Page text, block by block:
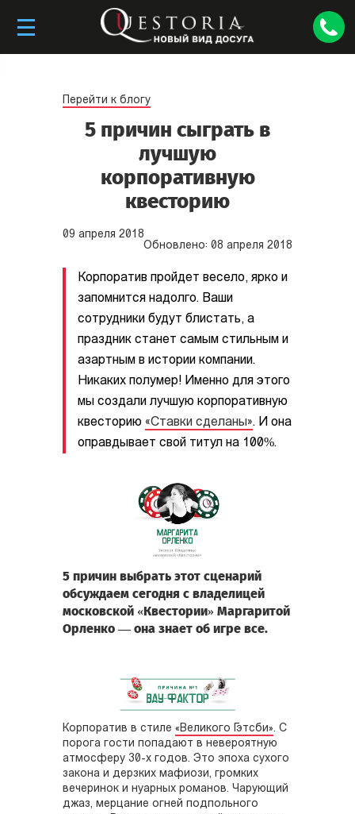
Перейти к блогу
5 причин сыграть в
лучшую
корпоративную
квесторию
09 апреля 2018
Обновлено: 08 апреля 2018
Корпоратив пройдет весело, ярко и
запомнится надолго. Ваши
сотрудники будут блистать, а
праздник станет самым стильным и
азартным в истории компании.
Никаких полумер! Именно для этого
мы создали лучшую корпоративную
квесторию «Ставки сделаны». И она
оправдывает свой титул на 100%.
5 причин выбрать этот сценарий
обсуждаем сегодня с владелицей
московской «Квестории» Маргаритой
Орленко — она знает об игре все.
Корпоратив в стиле «Великого Гэтсби». С
порога гости попадают в невероятную
атмосферу 30-х годов. Это эпоха сухого
закона и дерзких мафиози, громких
вечеринок и нуарных романов. Чарующий
джаз, мерцание огней подпольного